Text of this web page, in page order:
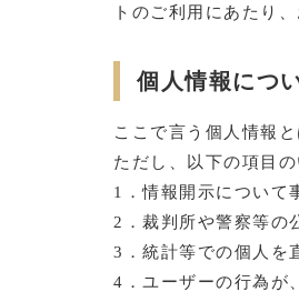
トのご利用にあたり
個人情報につ
ここで言う個人情報
ただし、以下の項目
1．情報開示について
2．裁判所や警察等の
3．統計等での個人を
4．ユーザーの行為が